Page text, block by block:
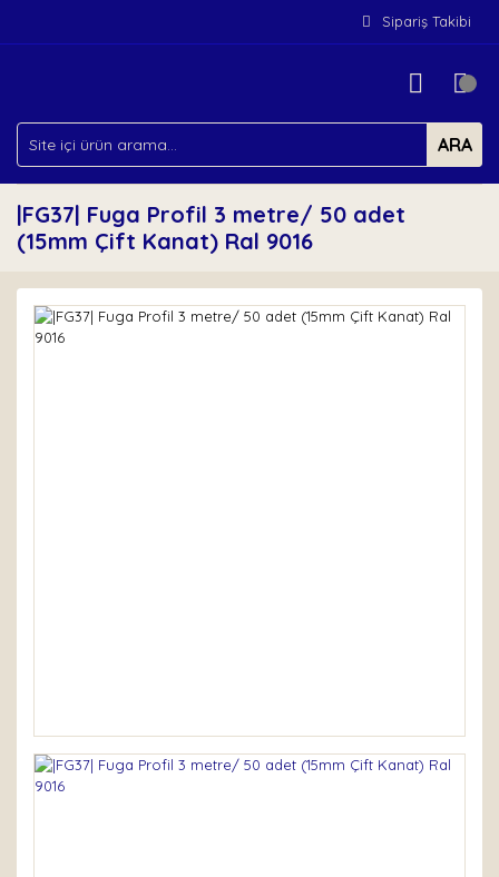
Sipariş Takibi
ARA
|FG37| Fuga Profil 3 metre/ 50 adet
(15mm Çift Kanat) Ral 9016